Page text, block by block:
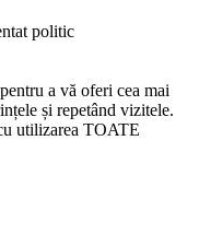
politic
a vă oferi cea mai
și repetând vizitele.
utilizarea TOATE